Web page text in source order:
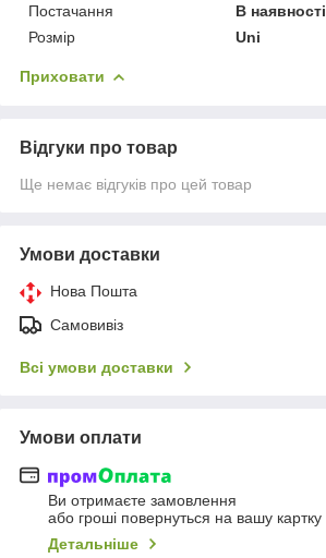
Постачання
В наявності
Розмір
Uni
Приховати
Відгуки про товар
Ще немає відгуків про цей товар
Умови доставки
Нова Пошта
Самовивіз
Всі умови доставки
Умови оплати
Ви отримаєте замовлення
або гроші повернуться на вашу картку
Детальніше